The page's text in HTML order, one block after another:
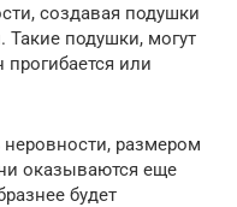
создавая подушки
Такие подушки, могут
прогибается или
неровности, размером
оказываются еще
будет